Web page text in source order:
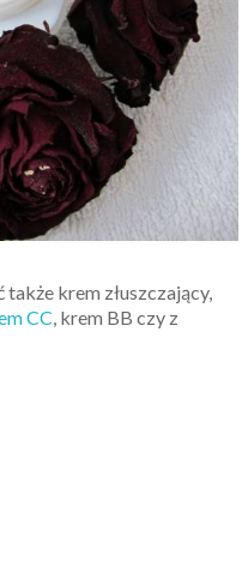
krem złuszczający,
CC, krem BB czy z